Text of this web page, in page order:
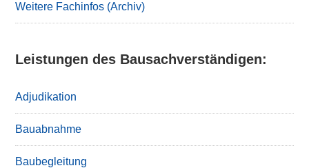
Weitere Fachinfos (Archiv)
Leistungen des Bausachverständigen:
Adjudikation
Bauabnahme
Baubegleitung